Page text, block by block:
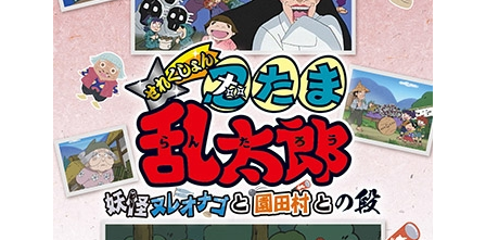
うや）もまた、運命に導かれるよう
に、憧れの『逃走中』の世界へと足
を踏み入れる。このゲームを手がけ
る『クロノス社』の若きゲームマス
ター・月村サトシは、そんな颯也に
興味を抱く。いまだかつてない壮大
なステージに転送された颯也は、襲
い来る“ハンター”の脅威や過酷なミッ
ションに取り組みながら、くせ者ぞ
ろいの逃走者たちと共に、逃走成功